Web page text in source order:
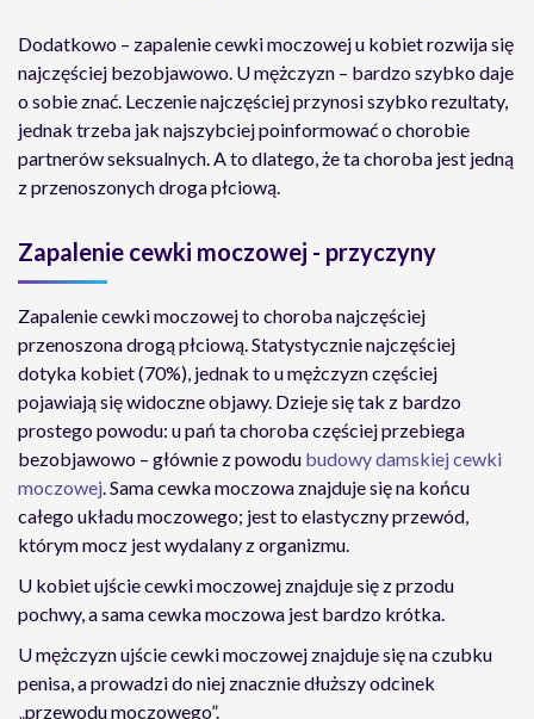
Dodatkowo – zapalenie cewki moczowej u kobiet rozwija się
najczęściej bezobjawowo. U mężczyzn – bardzo szybko daje
o sobie znać. Leczenie najczęściej przynosi szybko rezultaty,
jednak trzeba jak najszybciej poinformować o chorobie
partnerów seksualnych. A to dlatego, że ta choroba jest jedną
z przenoszonych droga płciową.
Zapalenie cewki moczowej - przyczyny
Zapalenie cewki moczowej to choroba najczęściej
przenoszona drogą płciową. Statystycznie najczęściej
dotyka kobiet (70%), jednak to u mężczyzn częściej
pojawiają się widoczne objawy. Dzieje się tak z bardzo
prostego powodu: u pań ta choroba częściej przebiega
bezobjawowo – głównie z powodu budowy damskiej cewki
moczowej. Sama cewka moczowa znajduje się na końcu
całego układu moczowego; jest to elastyczny przewód,
którym mocz jest wydalany z organizmu.
U kobiet ujście cewki moczowej znajduje się z przodu
pochwy, a sama cewka moczowa jest bardzo krótka.
U mężczyzn ujście cewki moczowej znajduje się na czubku
penisa, a prowadzi do niej znacznie dłuższy odcinek
„przewodu moczowego”.